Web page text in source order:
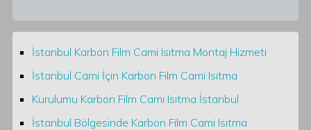
İstanbul Karbon Film Cami Isıtma Montaj Hizmeti
İstanbul Cami İçin Karbon Film Cami Isıtma
Kurulumu Karbon Film Cami Isıtma İstanbul
İstanbul Bölgesinde Karbon Film Cami Isıtma